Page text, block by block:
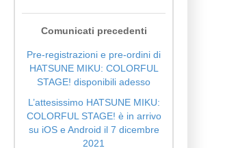
Comunicati precedenti
Pre-registrazioni e pre-ordini di
HATSUNE MIKU: COLORFUL
STAGE! disponibili adesso
L’attesissimo HATSUNE MIKU:
COLORFUL STAGE! è in arrivo
su iOS e Android il 7 dicembre
2021